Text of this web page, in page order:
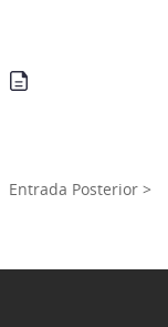
Entrada Posterior >